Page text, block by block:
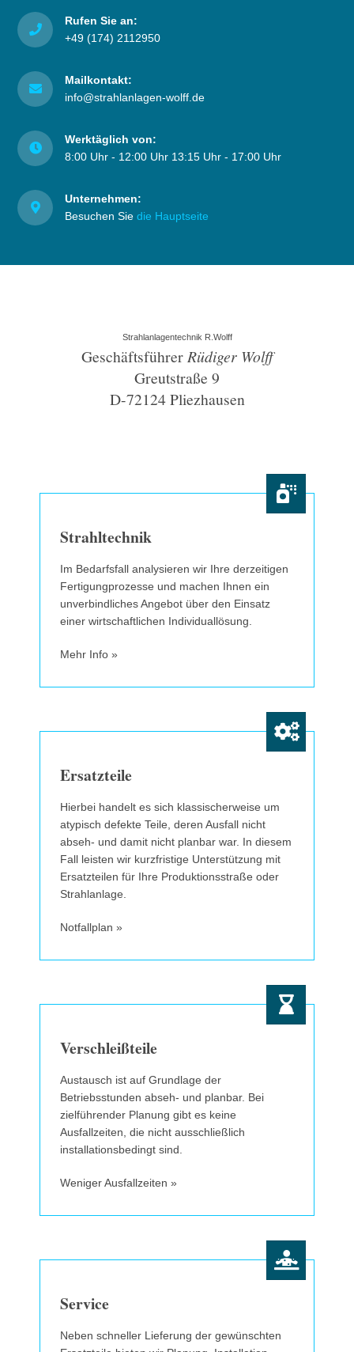
Rufen Sie an:
+49 (174) 2112950
Mailkontakt:
info@strahlanlagen-wolff.de
Werktäglich von:
8:00 Uhr - 12:00 Uhr 13:15 Uhr - 17:00 Uhr
Unternehmen:
Besuchen Siedie Hauptseite
Strahlanlagentechnik R.Wolff
Geschäftsführer Rüdiger Wolff
Greutstraße 9
D-72124 Pliezhausen
Strahltechnik
Im Bedarfsfall analysieren wir Ihre derzeitigen
Fertigungprozesse und machen Ihnen ein
unverbindliches Angebot über den Einsatz
einer wirtschaftlichen Individuallösung.
Mehr Info »
Ersatzteile
Hierbei handelt es sich klassischerweise um
atypisch defekte Teile, deren Ausfall nicht
abseh- und damit nicht planbar war. In diesem
Fall leisten wir kurzfristige Unterstützung mit
Ersatzteilen für Ihre Produktionsstraße oder
Strahlanlage.
Notfallplan »
Verschleißteile
Austausch ist auf Grundlage der
Betriebsstunden abseh- und planbar. Bei
zielführender Planung gibt es keine
Ausfallzeiten, die nicht ausschließlich
installationsbedingt sind.
Weniger Ausfallzeiten »
Service
Neben schneller Lieferung der gewünschten